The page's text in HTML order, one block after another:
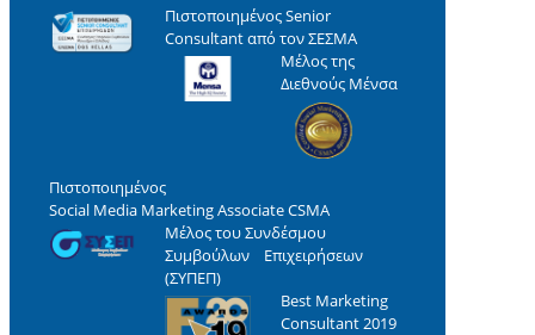
Πιστοποιημένος Senior
Consultant από τον ΣΕΣΜΑ
Μέλος της
Διεθνούς Μένσα
Πιστοποιημένος
Social Media Marketing Associate CSMA
Μέλος του Συνδέσμου
Συμβούλων Επιχειρήσεων
(ΣΥΠΕΠ)
Best Marketing
Consultant 2019